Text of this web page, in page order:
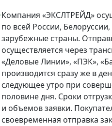
Компания «ЭКСЛТРЕЙД»
по всей России, Белоруссии,
зарубежные страны.
осуществляется через
«Деловые Линии», «ПЭК»,
производится сразу же в
следующее утро при
половине дня. Сроки
и объемов заявки.
своевременная отправка